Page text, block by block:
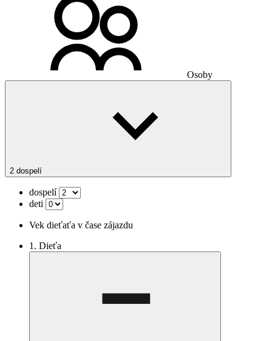
Osoby
2 dospelí
dospelí
deti
Vek dieťaťa v čase zájazdu
1. Dieťa